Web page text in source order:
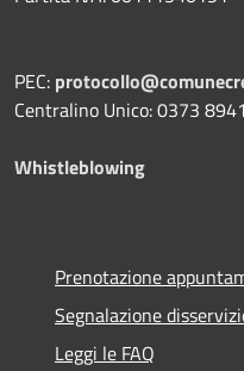
PEC:
Centralino Unico: 0373 8941
Whistleblowing
Prenotazione
Segnalazione
Leggi le FAQ